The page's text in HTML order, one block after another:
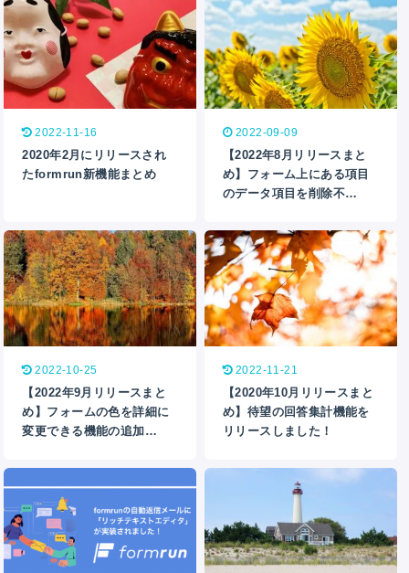
2022-11-16
2020年2月にリリースされ
たformrun新機能まとめ
2022-09-09
【2022年8月リリースまと
め】フォーム上にある項目
のデータ項目を削除不…
2022-10-25
【2022年9月リリースまと
め】フォームの色を詳細に
変更できる機能の追加…
2022-11-21
【2020年10月リリースまと
め】待望の回答集計機能を
リリースしました！